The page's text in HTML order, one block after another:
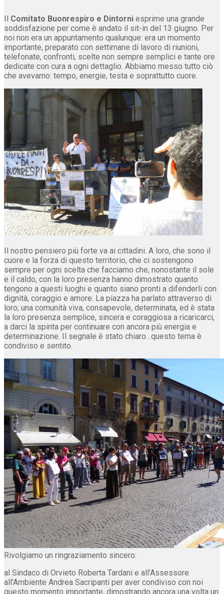
Il Comitato Buonrespiro e Dintorni esprime una grande
soddisfazione per come è andato il sit-in del 13 giugno. Per
noi non era un appuntamento qualunque: era un momento
importante, preparato con settimane di lavoro di riunioni,
telefonate, confronti, scelte non sempre semplici e tante ore
dedicate con cura a ogni dettaglio. Abbiamo messo tutto ciò
che avevamo: tempo, energie, testa e soprattutto cuore.
Il nostro pensiero più forte va ai cittadini. A loro, che sono il
cuore e la forza di questo territorio, che ci sostengono
sempre per ogni scelta che facciamo che, nonostante il sole
e il caldo, con la loro presenza hanno dimostrato quanto
tengono a questi luoghi e quanto siano pronti a difenderli con
dignità, coraggio e amore. La piazza ha parlato attraverso di
loro; una comunità viva, consapevole, determinata, ed è stata
la loro presenza semplice, sincera e coraggiosa a ricaricarci,
a darci la spinta per continuare con ancora più energia e
determinazione. Il segnale è stato chiaro…questo tema è
condiviso e sentito.
Rivolgiamo un ringraziamento sincero:
al Sindaco di Orvieto Roberta Tardani e all’Assessore
all’Ambiente Andrea Sacripanti per aver condiviso con noi
questo momento importante, dimostrando ancora una volta un